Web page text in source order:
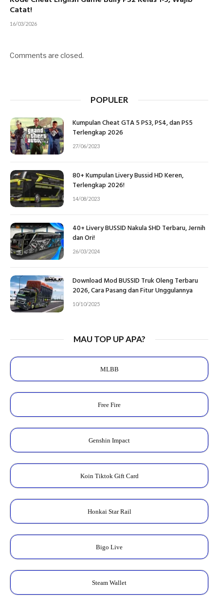
Catat!
16/03/2026
Comments are closed.
POPULER
Kumpulan Cheat GTA 5 PS3, PS4, dan PS5
Terlengkap 2026
27/06/2023
80+ Kumpulan Livery Bussid HD Keren,
Terlengkap 2026!
14/08/2023
40+ Livery BUSSID Nakula SHD Terbaru, Jernih
dan Ori!
26/03/2024
Download Mod BUSSID Truk Oleng Terbaru
2026, Cara Pasang dan Fitur Unggulannya
10/10/2025
MAU TOP UP APA?
MLBB
Free Fire
Genshin Impact
Koin Tiktok Gift Card
Honkai Star Rail
Bigo Live
Steam Wallet